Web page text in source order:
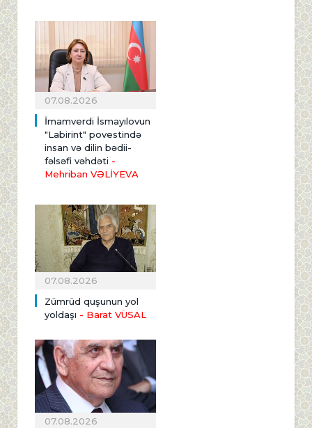
07.08.2026
İmamverdi İsmayılovun
"Labirint" povestində
insan və dilin bədii-
fəlsəfi vəhdəti -
Mehriban VƏLİYEVA
07.08.2026
Zümrüd quşunun yol
yoldaşı - Barat VÜSAL
07.08.2026